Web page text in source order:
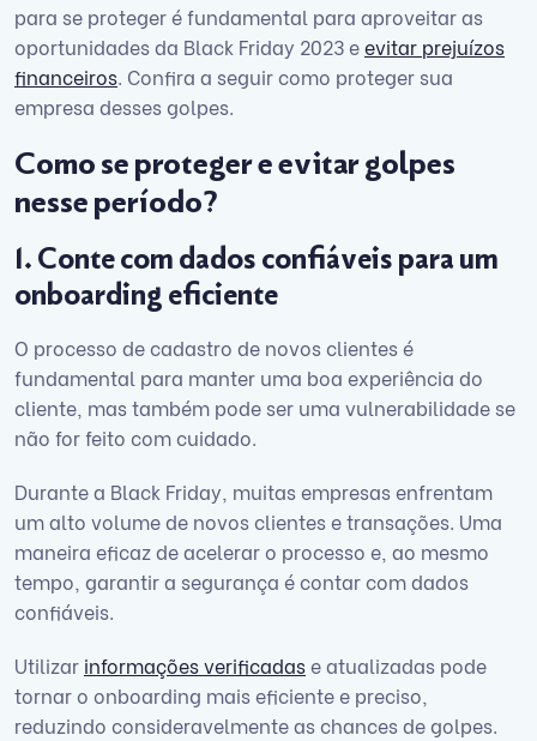
para se proteger é fundamental para aproveitar as
oportunidades da Black Friday 2023 eevitar prejuízos
financeiros. Confira a seguir como proteger sua
empresa desses golpes.
Como se proteger e evitar golpes
nesse período?
1. Conte com dados confiáveis para um
onboarding eficiente
O processo de cadastro de novos clientes é
fundamental para manter uma boa experiência do
cliente, mas também pode ser uma vulnerabilidade se
não for feito com cuidado.
Durante a Black Friday, muitas empresas enfrentam
um alto volume de novos clientes e transações. Uma
maneira eficaz de acelerar o processo e, ao mesmo
tempo, garantir a segurança é contar com dados
confiáveis.
Utilizar informações verificadase atualizadas pode
tornar o onboarding mais eficiente e preciso,
reduzindo consideravelmente as chances de golpes.